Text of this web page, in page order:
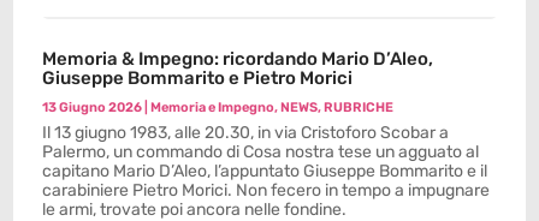
Memoria & Impegno: ricordando Mario D’Aleo,
Giuseppe Bommarito e Pietro Morici
13 Giugno 2026 |Memoria e Impegno,NEWS,RUBRICHE
Il 13 giugno 1983, alle 20.30, in via Cristoforo Scobar a
Palermo, un commando di Cosa nostra tese un agguato al
capitano Mario D’Aleo, l’appuntato Giuseppe Bommarito e il
carabiniere Pietro Morici. Non fecero in tempo a impugnare
le armi, trovate poi ancora nelle fondine.